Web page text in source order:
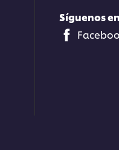
Síguenos